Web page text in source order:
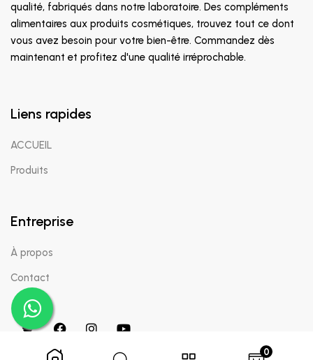
0
qualité, fabriqués dans notre laboratoire. Des compléments
alimentaires aux produits cosmétiques, trouvez tout ce dont
vous avez besoin pour votre bien-être. Commandez dès
maintenant et profitez d'une qualité irréprochable.
Liens rapides
ACCUEIL
Produits
Entreprise
À propos
Contact